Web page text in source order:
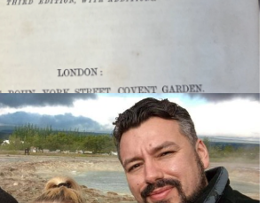
ára karlmaður ákærður eftir
í Skotlandi